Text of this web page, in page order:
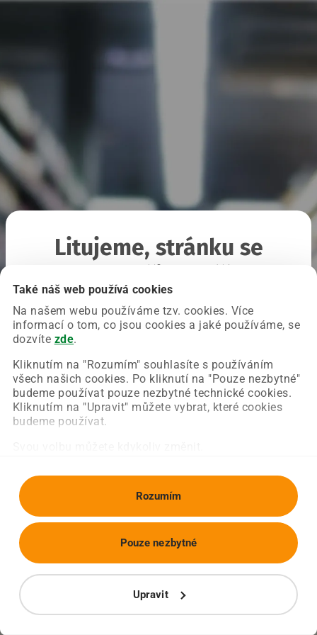
Také náš web používá cookies
Na našem webu používáme tzv. cookies. Více
informací o tom, co jsou cookies a jaké používáme, se
dozvíte zde.
Kliknutím na "Rozumím" souhlasíte s používáním
všech našich cookies. Po kliknutí na "Pouze nezbytné"
budeme používat pouze nezbytné technické cookies.
Kliknutím na "Upravit" můžete vybrat, které cookies
budeme používat.
Rozumím
Upravit
Pouze nezbytné
Litujeme, stránku se
Chyba nastala na naší straně a už ji opravujeme.
Zkuste prosím znovu načíst požadovanou stránku.
Obnovit stránku Úvodní strana